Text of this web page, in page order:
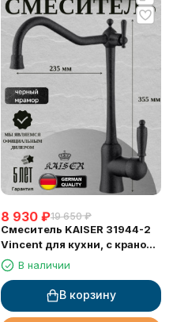
8 930 ₽19 650 ₽
Смеситель KAISER 31944-2
Vincent для кухни, с краном
для питьевой воды, черный
мрамор
В наличии
В корзину